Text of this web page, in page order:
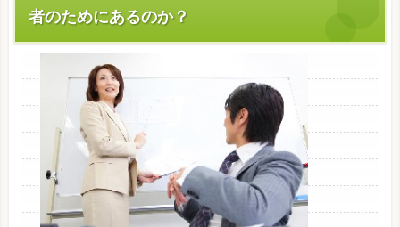
者のためにあるのか？